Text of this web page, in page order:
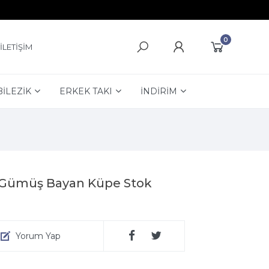
İLETİŞİM
0
ERKEK TAKI İNDİRİM
Bayan Küpe Stok
Yorum Yap